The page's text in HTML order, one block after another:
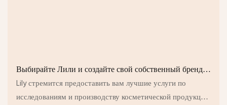
Выбирайте Лили и создайте свой собственный бренд
косметики!
Lily стремится предоставить вам лучшие услуги по
исследованиям и производству косметической продукции